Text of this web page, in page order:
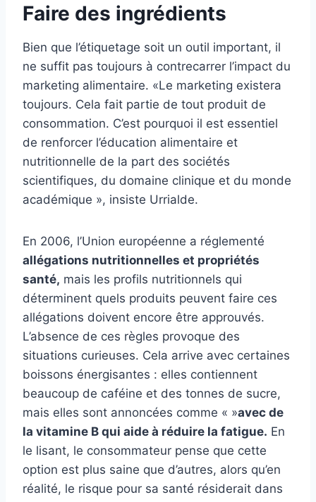
Faire des ingrédients
Bien que l’étiquetage soit un outil important, il
ne suffit pas toujours à contrecarrer l’impact du
marketing alimentaire. «Le marketing existera
toujours. Cela fait partie de tout produit de
consommation. C’est pourquoi il est essentiel
de renforcer l’éducation alimentaire et
nutritionnelle de la part des sociétés
scientifiques, du domaine clinique et du monde
académique », insiste Urrialde.
En 2006, l’Union européenne a réglementé
allégations nutritionnelles et propriétés
santé, mais les profils nutritionnels qui
déterminent quels produits peuvent faire ces
allégations doivent encore être approuvés.
L’absence de ces règles provoque des
situations curieuses. Cela arrive avec certaines
boissons énergisantes : elles contiennent
beaucoup de caféine et des tonnes de sucre,
mais elles sont annoncées comme « »avec de
la vitamine B qui aide à réduire la fatigue. En
le lisant, le consommateur pense que cette
option est plus saine que d’autres, alors qu’en
réalité, le risque pour sa santé résiderait dans